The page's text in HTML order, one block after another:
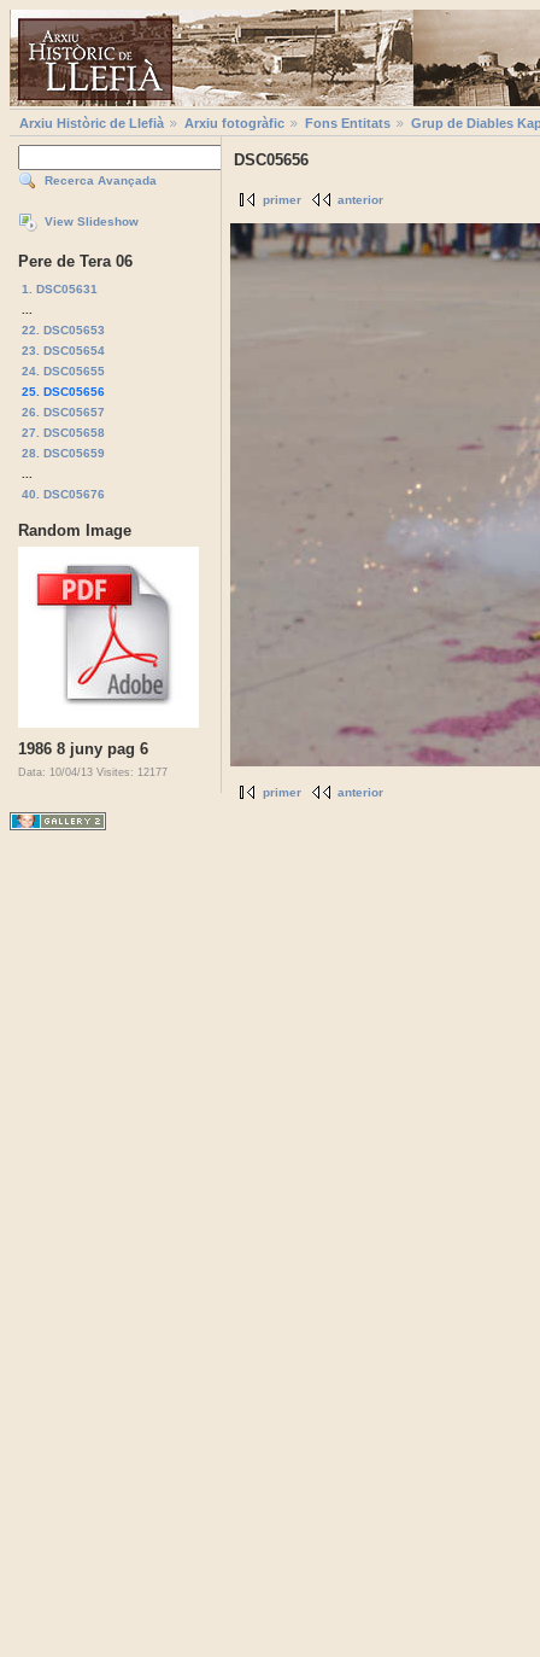
Arxiu Històric de Llefià Arxiu fotogràfic Fons Entitats Grup de Diables
Recerca Avançada
View Slideshow
Pere de Tera 06
1. DSC05631
22. DSC05653
23. DSC05654
24. DSC05655
25. DSC05656
26. DSC05657
27. DSC05658
28. DSC05659
40. DSC05676
Random Image
1986 8 juny pag 6
Data: 10/04/13 Visites: 12177
DSC05656
primer anterior
primer anterior